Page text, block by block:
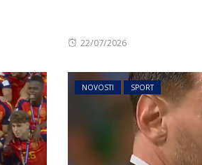
Posted
22/07/2026
NOVOSTI SPORT